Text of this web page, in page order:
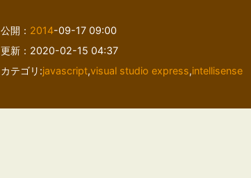
公開： 2014-09-17 09:00
更新：2020-02-15 04:37
カテゴリ:javascript,visual studio express,intellisense